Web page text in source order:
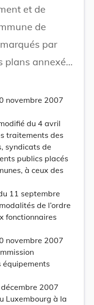
et de
de
par
plans annexés
jointe à la
de
novembre 2007
du 4 avril
traitements des
syndicats de
publics placés
à ceux des
11 septembre
de l’ordre
fonctionnaires
novembre 2007
2007
Luxembourg à la